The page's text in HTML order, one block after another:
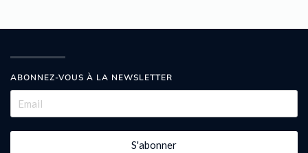
ABONNEZ-VOUS À LA NEWSLETTER
S'abonner